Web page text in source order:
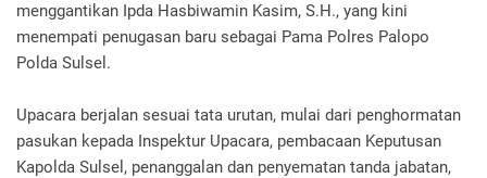
menggantikan Ipda Hasbiwamin Kasim, S.H., yang kini
menempati penugasan baru sebagai Pama Polres Palopo
Polda Sulsel.
Upacara berjalan sesuai tata urutan, mulai dari penghormatan
pasukan kepada Inspektur Upacara, pembacaan Keputusan
Kapolda Sulsel, penanggalan dan penyematan tanda jabatan,